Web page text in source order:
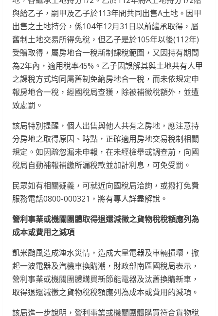
與給乙子，嗣甲及乙子於113年間共同出售A土地。因甲
出售之土地持分，係104年12月31日以前繼承取得，屬
舊制土地交易所得免稅，但乙子是於105年以後(112年)
受贈取得，屬房地合一稅新制課稅範圍，又因持有期間
為2年內，適用稅率45%。乙子因誤解其與土地共有人甲
之課稅方式均同屬舊制免納房地合一稅，而未依規定申
報房地合一稅，經國稅局查獲，除被補徵稅額外，並遭
致處罰。
該局特別提醒，個人出售與他人共有之房地，應注意持
分房地之取得原因、時點，正確適用房地交易稅制相關
規定。如因疏忽漏未申報，在未經檢舉或調查前，向國
稅局自動補報補繳所漏稅款並加計利息，可免受罰。
民眾如有相關疑義，可就近向國稅局洽詢，或撥打免費
服務電話0800-000321，將有專人詳盡解說。
營利事業或機關團體取得退還減徵之貨物稅稅額應列為
成本或費用之減項
凱米颱風造成淹水災情，造成大量電器及車輛損壞，掀
起一波電器及汽機車換購潮，財政部南區國稅局表示，
營利事業或機關團體購買新節能電器及汰舊換購新車，
取得退還減徵之貨物稅稅額應列為成本或費用的減項。
該局進一步說明，營利事業或機關團體購買符合貨物稅